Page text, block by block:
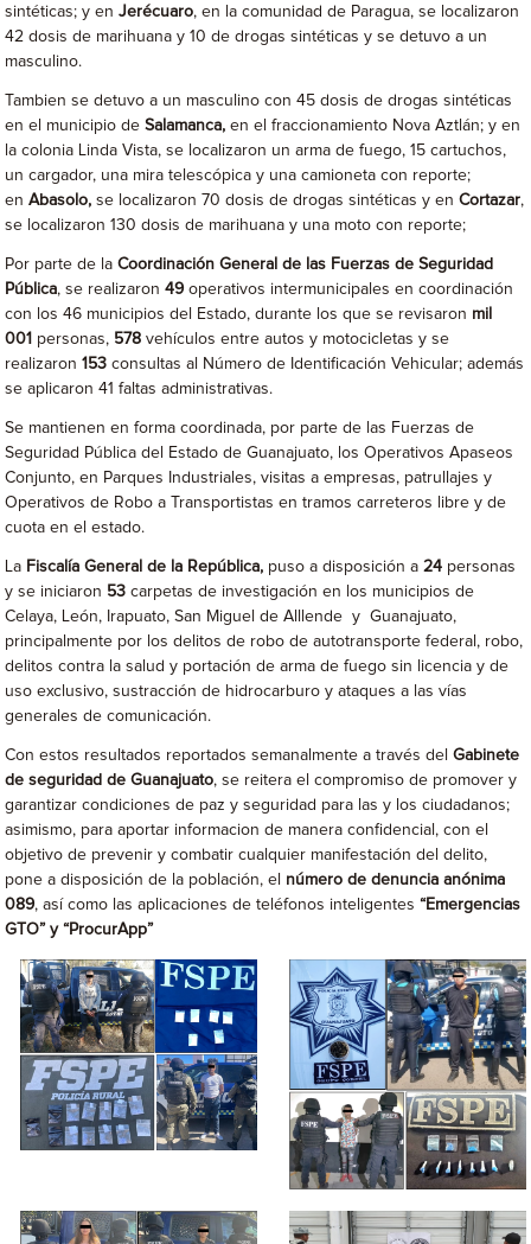
sintéticas; y enJerécuaro, en la comunidad de Paragua, se localizaron
42 dosis de marihuana y 10 de drogas sintéticas y se detuvo a un
masculino.
Tambien se detuvo a un masculino con 45 dosis de drogas sintéticas
en el municipio deSalamanca, en el fraccionamiento Nova Aztlán; y en
la colonia Linda Vista, se localizaron un arma de fuego, 15 cartuchos,
un cargador, una mira telescópica y una camioneta con reporte;
enAbasolo, se localizaron 70 dosis de drogas sintéticas y enCortazar,
se localizaron 130 dosis de marihuana y una moto con reporte;
Por parte de laCoordinación General de las Fuerzas de Seguridad
Pública, se realizaron49 operativos intermunicipales en coordinación
con los 46 municipios del Estado, durante los que se revisaron mil
001 personas, 578 vehículos entre autos y motocicletas y se
realizaron153consultas al Número de Identificación Vehicular; además
se aplicaron 41 faltas administrativas.
Se mantienen en forma coordinada, por parte de las Fuerzas de
Seguridad Pública del Estado de Guanajuato, los Operativos Apaseos
Conjunto, en Parques Industriales, visitas a empresas, patrullajes y
Operativos de Robo a Transportistas en tramos carreteros libre y de
cuota en el estado.
La Fiscalía General de la República, puso a disposición a 24 personas
y se iniciaron 53carpetas de investigación en los municipios de
Celaya, León, Irapuato, San Miguel de Alllende y Guanajuato,
principalmente por los delitos de robo de autotransporte federal, robo,
delitos contra la salud y portación de arma de fuego sin licencia y de
uso exclusivo, sustracción de hidrocarburo y ataques a las vías
generales de comunicación.
Con estos resultados reportados semanalmente a través delGabinete
de seguridad de Guanajuato, se reitera el compromiso de promover y
garantizar condiciones de paz y seguridad para las y los ciudadanos;
asimismo, para aportar informacion de manera confidencial, con el
objetivo de prevenir y combatir cualquier manifestación del delito,
pone a disposición de la población, el número de denuncia anónima
089, así como las aplicaciones de teléfonos inteligentes“Emergencias
GTO” y “ProcurApp”